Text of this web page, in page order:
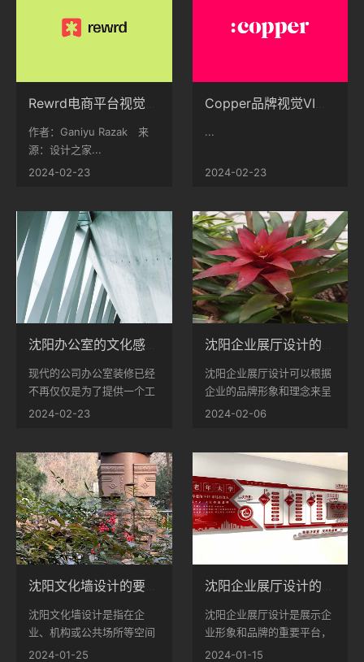
作者：Ganiyu Razak 来
源：设计之家...
2024-02-23
...
2024-02-23
现代的公司办公室装修已经
不再仅仅是为了提供一个工
作场所，更多地追求着一种
们可以从以下几个方面着
手。...
2024-02-23
沈阳企业展厅设计可以根据
企业的品牌形象和理念来呈
现，从而增强企业在客户心
等元素，展厅设计可以塑造
企业专业、创新、可信赖的
形象...
2024-02-06
沈阳文化墙设计是指在企
业、机构或公共场所等空间
中设计一面墙面，以展示相
2024-01-25
沈阳企业展厅设计是展示企
业形象和品牌的重要平台，
通过展示企业的产品、技
2024-01-15